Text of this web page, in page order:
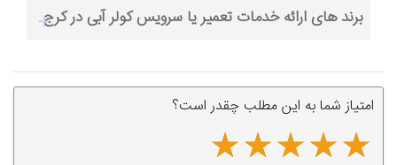
برند های ارائه خدمات تعمیر یا سرویس کولر آبی در کرج
امتیاز شما به این مطلب چقدر است؟